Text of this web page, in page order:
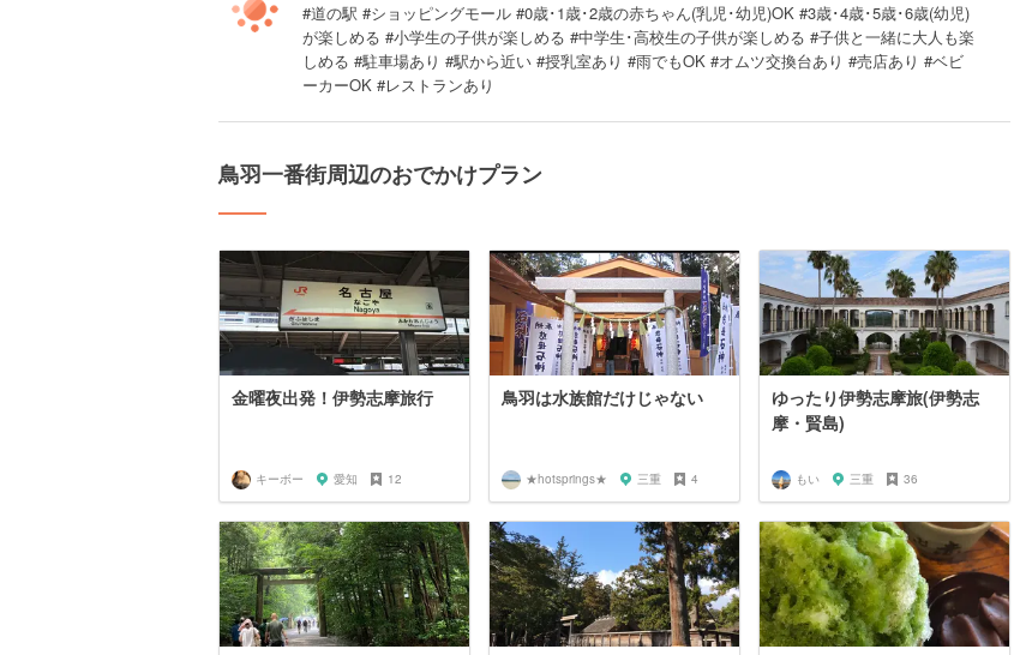
#道の駅 #ショッピングモール #0歳･1歳･2歳の赤ちゃん(乳児･幼児)OK #3歳･4歳･5歳･6歳(幼児)
が楽しめる #小学生の子供が楽しめる #中学生･高校生の子供が楽しめる #子供と一緒に大人も楽
しめる #駐車場あり #駅から近い #授乳室あり #雨でもOK #オムツ交換台あり #売店あり #ベビ
ーカーOK #レストランあり
鳥羽一番街周辺のおでかけプラン
金曜夜出発！伊勢志摩旅行
キーボー 愛知 12
鳥羽は水族館だけじゃない
★hotsprings★ 三重 4
ゆったり伊勢志摩旅(伊勢志
摩・賢島)
もい 三重 36